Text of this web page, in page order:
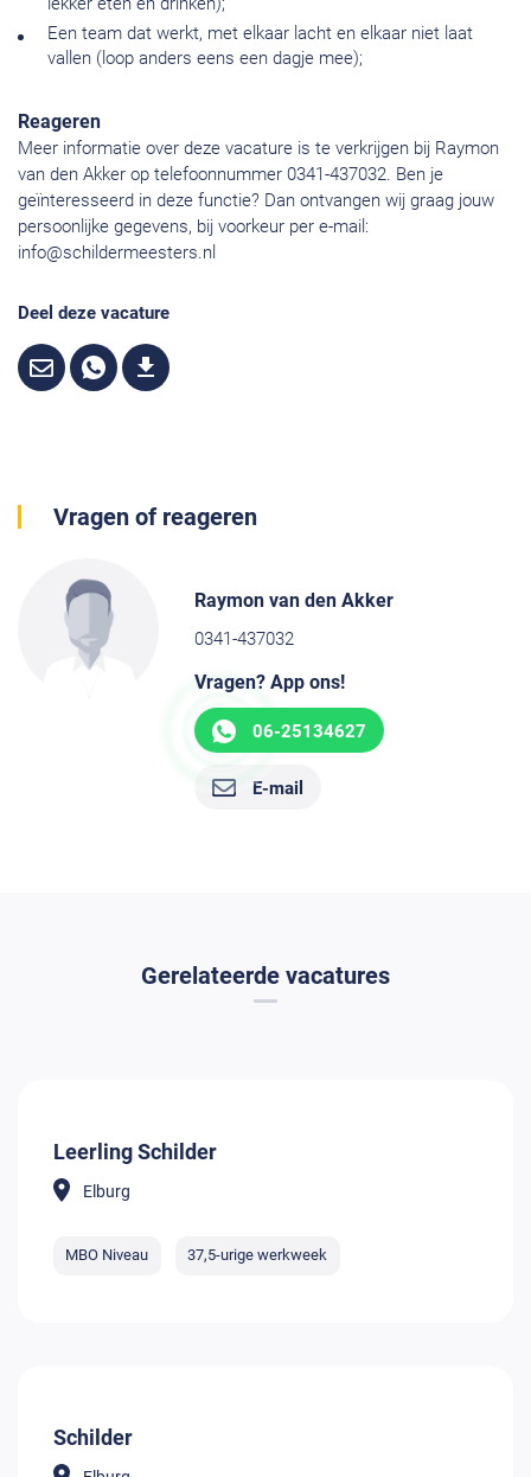
Een team dat werkt, met elkaar lacht en elkaar niet laat
vallen (loop anders eens een dagje mee);
Reageren
Meer informatie over deze vacature is te verkrijgen bij Raymon
van den Akker op telefoonnummer 0341-437032. Ben je
geïnteresseerd in deze functie? Dan ontvangen wij graag jouw
persoonlijke gegevens, bij voorkeur per e-mail:
info@schildermeesters.nl
Deel deze vacature
Vragen of reageren
Raymon van den Akker
0341-437032
Vragen? App ons!
06-25134627
E-mail
Gerelateerde vacatures
Leerling Schilder
Elburg
MBO Niveau 37,5-urige werkweek
Schilder